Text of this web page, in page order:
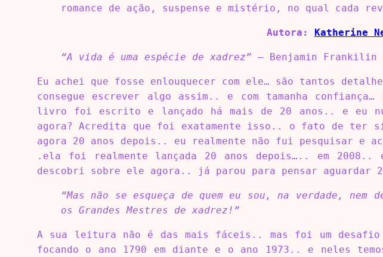
romance de ação, suspense e mistério, no qual cada
Autora: Katherine
“A vida é uma espécie de xadrez” – Benjamin Frankilin
Eu achei que fosse enlouquecer com ele… são tantos
consegue escrever algo assim.. e com tamanha
livro foi escrito e lançado há mais de 20 anos.. e eu
agora? Acredita que foi exatamente isso.. o fato de ter
agora 20 anos depois.. eu realmente não fui pesquisar e
.ela foi realmente lançada 20 anos depois….. em
descobri sobre ele agora.. já parou para pensar aguardar
“Mas não se esqueça de quem eu sou, na verdade, nem
os Grandes Mestres de xadrez!”
A sua leitura não é das mais fáceis.. mas foi um
focando o ano 1790 em diante e o ano 1973.. e neles